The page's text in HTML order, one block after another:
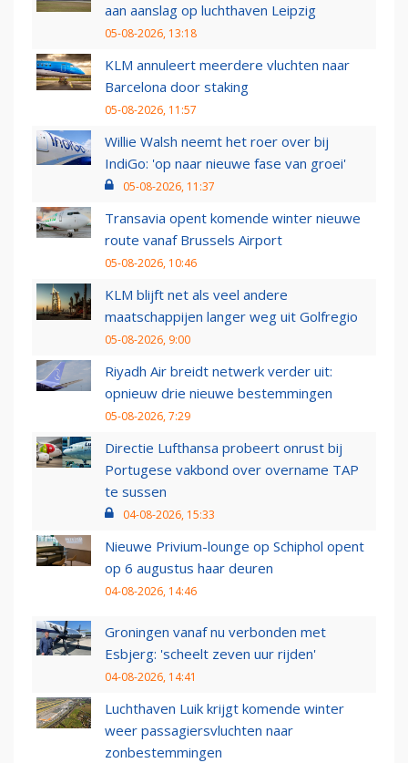
aan aanslag op luchthaven Leipzig
05-08-2026, 13:18
KLM annuleert meerdere vluchten naar
Barcelona door staking
05-08-2026, 11:57
Willie Walsh neemt het roer over bij
IndiGo: 'op naar nieuwe fase van groei'
05-08-2026, 11:37
Transavia opent komende winter nieuwe
route vanaf Brussels Airport
05-08-2026, 10:46
KLM blijft net als veel andere
maatschappijen langer weg uit Golfregio
05-08-2026, 9:00
Riyadh Air breidt netwerk verder uit:
opnieuw drie nieuwe bestemmingen
05-08-2026, 7:29
Directie Lufthansa probeert onrust bij
Portugese vakbond over overname TAP
te sussen
04-08-2026, 15:33
Nieuwe Privium-lounge op Schiphol opent
op 6 augustus haar deuren
04-08-2026, 14:46
Groningen vanaf nu verbonden met
Esbjerg: 'scheelt zeven uur rijden'
04-08-2026, 14:41
Luchthaven Luik krijgt komende winter
weer passagiersvluchten naar
zonbestemmingen